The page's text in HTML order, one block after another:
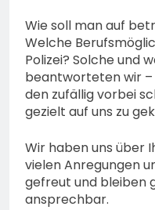
Wie soll man auf
Welche
Polizei? Solche und
beantworteten wir –
den zufällig vorbei
gezielt auf uns zu
Wir haben uns über
vielen Anregungen
gefreut und bleiben
ansprechbar.